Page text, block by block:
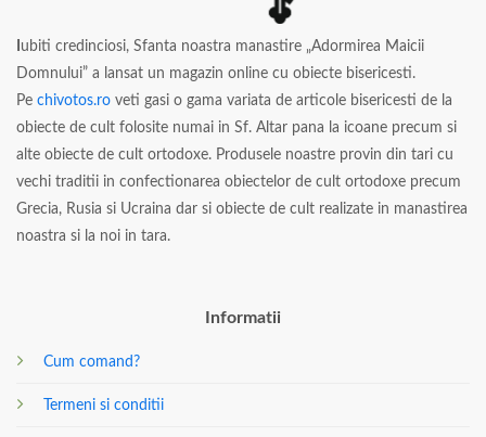
ubiti credinciosi, Sfanta noastra manastire „Adormirea Maicii
Domnului” a lansat un magazin online cu obiecte bisericesti.
Pe chivotos.ro veti gasi o gama variata de articole bisericesti de la
obiecte de cult folosite numai in Sf. Altar pana la icoane precum si
alte obiecte de cult ortodoxe. Produsele noastre provin din tari cu
vechi traditii in confectionarea obiectelor de cult ortodoxe precum
Grecia, Rusia si Ucraina dar si obiecte de cult realizate in manastirea
noastra si la noi in tara.
Informatii
Cum comand?
Termeni si conditii